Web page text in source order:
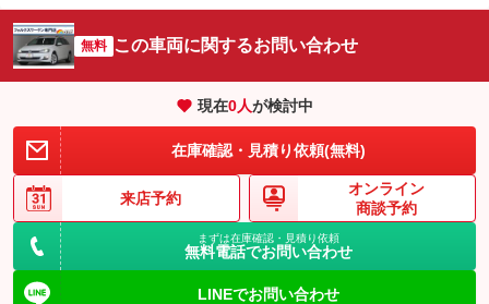
無料 この車両に関するお問い合わせ
現在0人が検討中
在庫確認・見積り依頼(無料)
来店予約
オンライン
商談予約
まずは在庫確認・見積り依頼
無料電話でお問い合わせ
LINEでお問い合わせ